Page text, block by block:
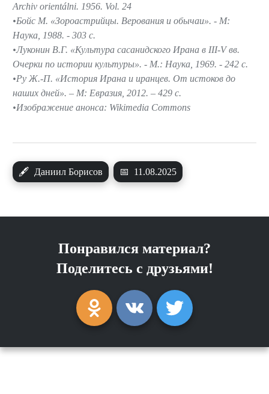
🖋 Даниил Борисов 📅 11.08.2025
Archiv orientálni. 1956. Vol. 24
Бойс М. «Зороастрийцы. Верования и обычаи». - М:
Наука, 1988. - 303 с.
Луконин В.Г. «Культура сасанидского Ирана в III-V вв.
Очерки по истории культуры». - М.: Наука, 1969. - 242 с.
Ру Ж.-П. «История Ирана и иранцев. От истоков до
наших дней». – М: Евразия, 2012. – 429 c.
Изображение анонса: Wikimedia Commons
Понравился материал?
Поделитесь с друзьями!